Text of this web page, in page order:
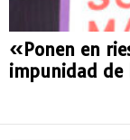
«Ponen en
impunidad